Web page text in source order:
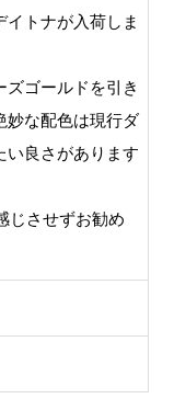
イトナが入荷しま
ズゴールドを引き
妙な配色は現行ダ
い良さがあります
じさせずお勧め